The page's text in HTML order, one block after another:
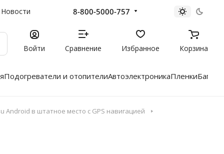
Новости 8-800-5000-757
Войти Сравнение Избранное Корзина
Подогреватели и отопителиАвтоэлектроникаПленки
в штатное место с GPS навигацией